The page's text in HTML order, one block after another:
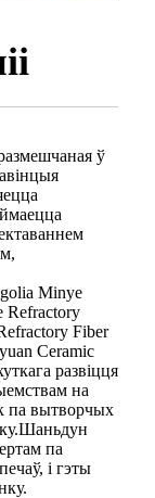
ў
Minye
Refractory
Fiber
Ceramic
развіцця
на
па вытворчых
па
і гэты